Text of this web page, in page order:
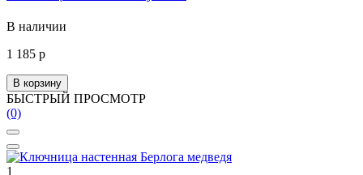
В наличии
1 185 р
В корзину
БЫСТРЫЙ ПРОСМОТР
(0)
1